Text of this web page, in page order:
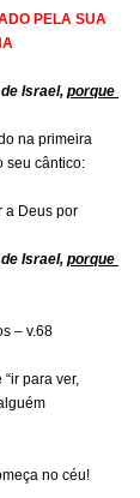
PELA SUA
Israel, porque
na primeira
seu cântico:
a Deus por
Israel, porque
– v.68
para ver,
no céu!